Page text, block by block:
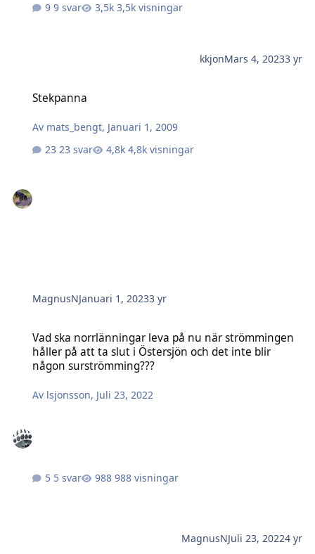
9 svar 3,5k visningar
kkjonMars 4, 20233 yr
Stekpanna
Av mats_bengt, Januari 1, 2009
23 svar
4,8k visningar
MagnusNJanuari 1, 20233 yr
Vad ska norrlänningar leva på nu när strömmingen
håller på att ta slut i Östersjön och det inte blir
någon surströmming???
Av lsjonsson, Juli 23, 2022
5 svar 988 visningar
MagnusNJuli 23, 20224 yr